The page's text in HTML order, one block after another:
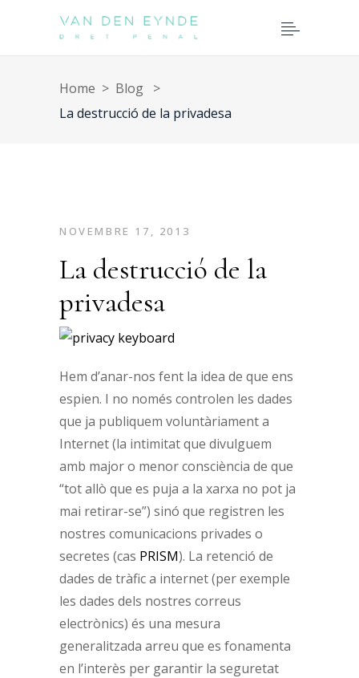
Home > Blog >
La destrucció de la privadesa
NOVEMBRE 17, 2013
La destrucció de la
privadesa
Hem d’anar-nos fent la idea de que ens
espien. I no només controlen les dades
que ja publiquem voluntàriament a
Internet (la intimitat que divulguem
amb major o menor consciència de que
“tot allò que es puja a la xarxa no pot ja
mai retirar-se”) sinó que registren les
nostres comunicacions privades o
secretes (cas PRISM). La retenció de
dades de tràfic a internet (per exemple
les dades dels nostres correus
electrònics) és una mesura
generalitzada arreu que es fonamenta
en l’interès per garantir la seguretat